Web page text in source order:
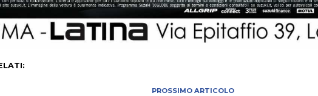
PROSSIMO ARTICOLO